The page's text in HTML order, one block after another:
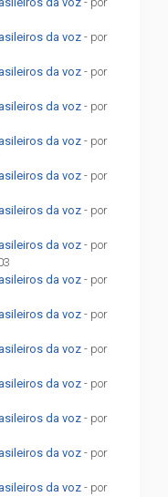
da voz - por
da voz - por
da voz - por
da voz - por
da voz - por
da voz - por
da voz - por
da voz - por
da voz - por
da voz - por
da voz - por
da voz - por
da voz - por
da voz - por